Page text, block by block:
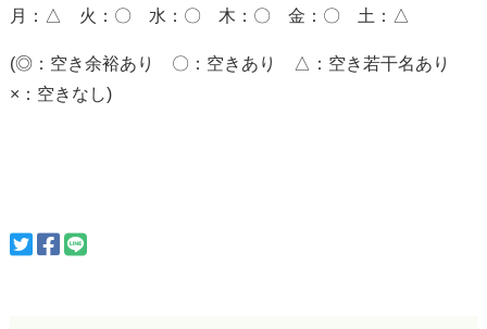
月：△ 火：〇 水：〇 木：〇 金：〇 土：△
(◎：空き余裕あり 〇：空きあり △：空き若干名あり
×：空きなし)